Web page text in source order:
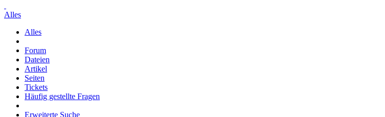
Alles
Alles
Forum
Dateien
Artikel
Seiten
Tickets
Häufig gestellte Fragen
Erweiterte Suche